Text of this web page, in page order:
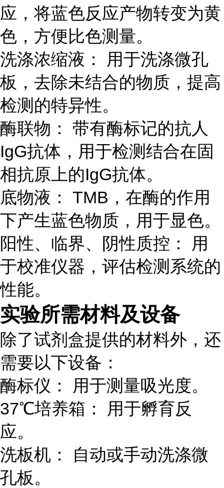
应，将蓝色反应产物转变为黄
色，方便比色测量。
洗涤浓缩液： 用于洗涤微孔
板，去除未结合的物质，提高
检测的特异性。
酶联物： 带有酶标记的抗人
IgG抗体，用于检测结合在固
相抗原上的IgG抗体。
底物液： TMB，在酶的作用
下产生蓝色物质，用于显色。
阳性、临界、阴性质控： 用
于校准仪器，评估检测系统的
性能。
实验所需材料及设备
除了试剂盒提供的材料外，还
需要以下设备：
酶标仪： 用于测量吸光度。
37℃培养箱： 用于孵育反
应。
洗板机： 自动或手动洗涤微
孔板。